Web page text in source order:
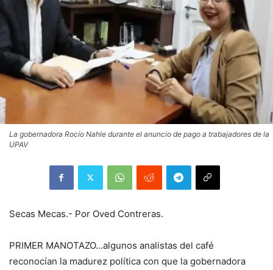
La gobernadora Rocío Nahle durante el anuncio de pago a trabajadores de la
UPAV
Secas Mecas.- Por Oved Contreras.
PRIMER MANOTAZO…algunos analistas del café
reconocían la madurez política con que la gobernadora